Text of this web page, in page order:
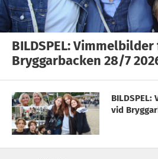
BILDSPEL:
Bryggarbacken 28/7
vid